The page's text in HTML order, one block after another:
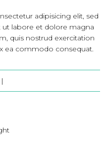
adipisicing elit, sed
labore et dolore magna
quis nostrud exercitation
ea commodo consequat.
|